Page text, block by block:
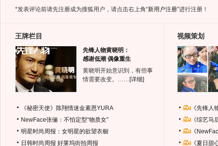
*发表评论前请先注册成为搜狐用户，请点击右上角“新用户注册”进行注册！
王牌栏目
先锋人物黄晓明：
感谢低潮 偶像重生
黄晓明开始意识到，有些事
情需要改变。…… [详细]
《秘密天使》陈翔情迷金素恩YURA
NewFace张俪：不怕定型“物质女”
明星时尚周报：女明星的欲望衣橱
日韩时尚周报 好莱坞街拍周报
视频策划
《先锋
《综艺
《
《夏日